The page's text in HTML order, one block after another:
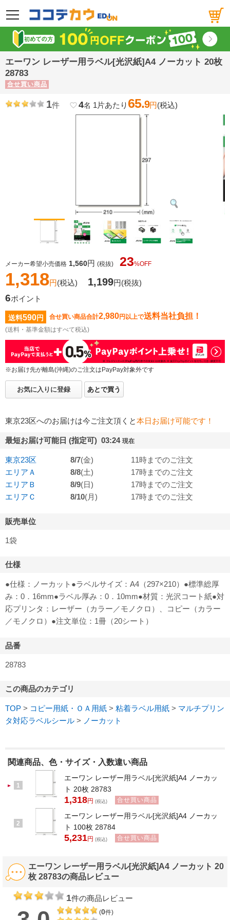
メニュー
エーワン レーザー用ラベル[光沢紙]A4 ノーカット 20枚
28783
合せ買い商品
1件 favorite_border4名 1片あたり 65.9円(税込)
メーカー希望小売価格 1,560円 (税抜) 23%OFF
1,318円(税込) 1,199円(税抜)
6ポイント
送料590円 合せ買い商品合計2,980円以上で送料当社負担！
(送料・基準金額はすべて税込)
※お届け先が離島(沖縄)のご注文はPayPay対象外です
お気に入りに登録 あとで買う
東京23区へのお届けは今ご注文頂くと本日お届け可能です！
最短お届け可能日 (指定可) 03:24 現在
東京23区 8/7(金)
11時までのご注文
エリアＡ
8/8(土)
17時までのご注文
エリアＢ
8/9(日)
17時までのご注文
エリアＣ
8/10(月) 17時までのご注文
販売単位
1袋
仕様
●仕様：ノーカット●ラベルサイズ：A4（297×210）●標準総厚
み：0．16mm●ラベル厚み：0．10mm●材質：光沢コート紙●対
応プリンタ：レーザー（カラー／モノクロ）、コピー（カラー
／モノクロ）●注文単位：1冊（20シート）
品番
28783
この商品のカテゴリ
TOP > コピー用紙・ＯＡ用紙 > 粘着ラベル用紙 > マルチプリン
タ対応ラベルシール > ノーカット
関連商品、色・サイズ・入数違い商品
1
エーワン レーザー用ラベル[光沢紙]A4 ノーカッ
ト 20枚 28783
1,318円 (税込) 合せ買い商品
2
エーワン レーザー用ラベル[光沢紙]A4 ノーカッ
ト 100枚 28784
5,231円 (税込) 合せ買い商品
エーワン レーザー用ラベル[光沢紙]A4 ノーカット 20
枚 28783の商品レビュー
1件の商品レビュー
(0件)